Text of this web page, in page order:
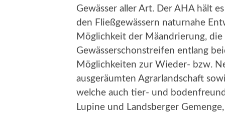
Gewässer aller Art. Der AHA hält
den Fließgewässern naturnahe
Möglichkeit der Mäandrierung,
Gewässerschonstreifen entlang
Möglichkeiten zur Wieder- bzw.
ausgeräumten Agrarlandschaft
welche auch tier- und
Lupine und Landsberger